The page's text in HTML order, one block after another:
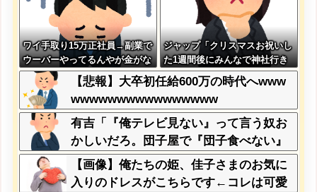
ワイ手取り15万正社員→副業で
ウーバーやってるんやが金がな
い
ジャップ「クリスマスお祝いし
た1週間後にみんなで神社行き
ます」←これ
【悲報】大卒初任給600万の時代へwww
wwwwwwwwwwwwwwww
有吉「『俺テレビ見ない』って言う奴お
かしいだろ。団子屋で『団子食べない』
って言うか？」
【画像】俺たちの姫、佳子さまのお気に
入りのドレスがこちらです←コレは可愛